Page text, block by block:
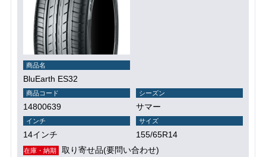
商品名
BluEarth ES32
商品コード
14800639
シーズン
サマー
インチ
14インチ
サイズ
155/65R14
在庫・納期 取り寄せ品(要問い合わせ)